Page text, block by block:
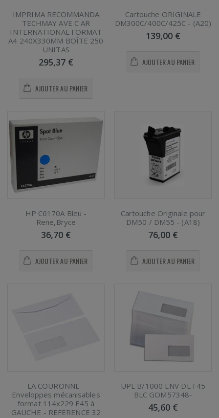
IMPRIMA RECOMMANDA
TECHMAY AVE C AR
INTERNATIONAL FORMAT
A4 240X330MM BOÎTE 250
UNITAS
295,37 €
AJOUTER AU PANIER
Cartouche ORIGINALE
DM300C/400C/425C - (A20)
139,00 €
AJOUTER AU PANIER
HP C6170A Bleu -
Rene,Bryce
36,70 €
AJOUTER AU PANIER
Cartouche Originale pour
DM50 / DM55 - (A18)
76,00 €
AJOUTER AU PANIER
LA COURONNE -
Enveloppes mécanisables
format 114x229 F45 à
GAUCHE - REFERENCE 32
UPL B/1000 ENV DL F45
BLC GOM57348-
45,60 €